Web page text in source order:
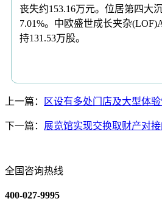
丧失约153.16万元。位居第四大
7.01%。中欧盛世成长夹杂
持131.53万股。
上一篇： 区设有多处门店及大型体
下一篇： 展览馆实现交换取财产对
全国咨询热线
400-027-9995